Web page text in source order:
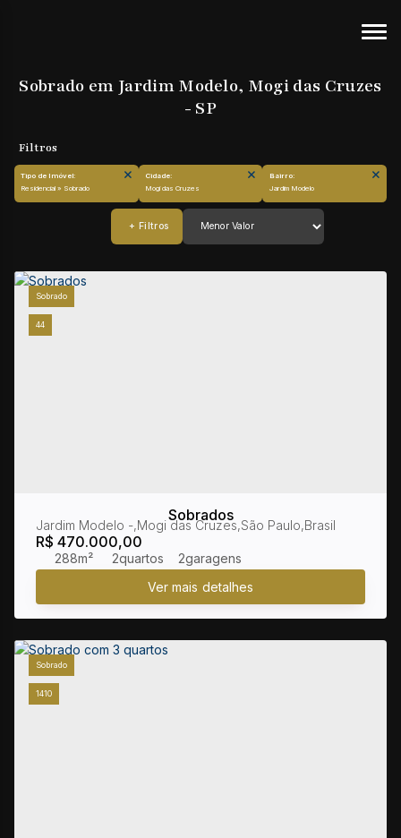
Sobrado em Jardim Modelo, Mogi das Cruzes
- SP
Mogi das Cruzes
Jardim Modelo
44
Sobrado
Sobrados
R$ 470.000,00
Jardim Modelo ,Mogi das Cruzes,São Paulo,Brasil
2
288m² 2
1410
Sobrado